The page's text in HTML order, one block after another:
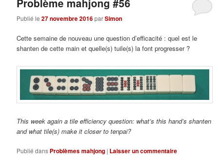
Problème mahjong #56
Publié le27 novembre 2016parSimon
Cette semaine de nouveau une question d’efficacité : quel est le
shanten de cette main et quelle(s) tuile(s) la font progresser ?
This week again a tile efficiency question: what’s this hand’s shanten
and what tile(s) make it closer to tenpai?
Publié dans Problèmes mahjong | Laisser un commentaire